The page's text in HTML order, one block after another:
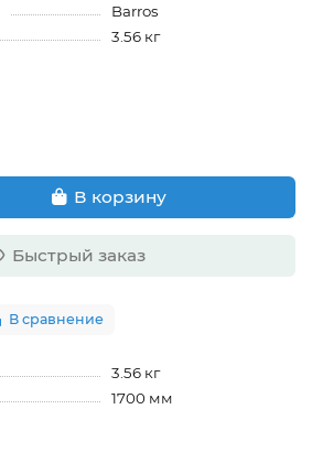
Barros
3.56 кг
В корзину
Быстрый заказ
В сравнение
3.56 кг
1700 мм